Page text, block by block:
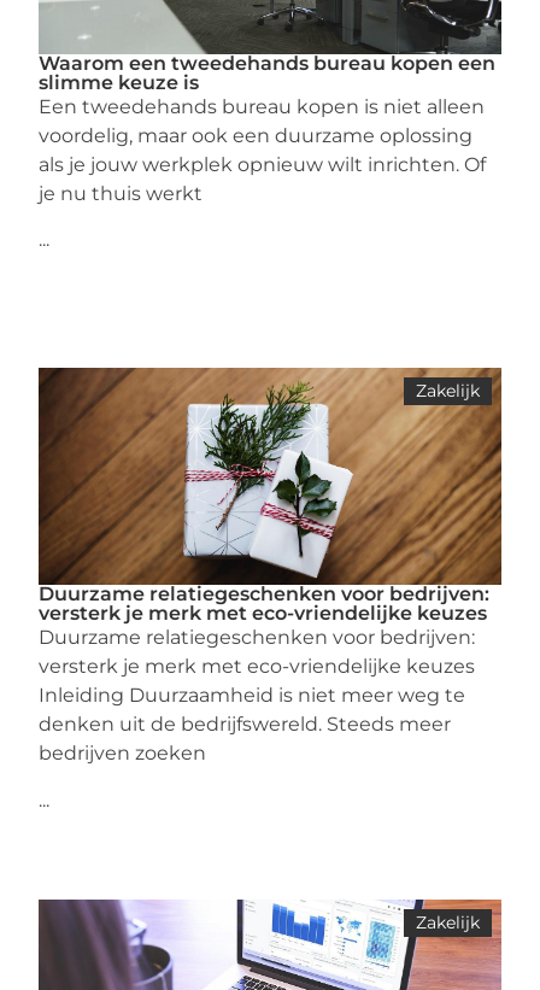
Waarom een tweedehands bureau kopen een
slimme keuze is
Een tweedehands bureau kopen is niet alleen
voordelig, maar ook een duurzame oplossing
als je jouw werkplek opnieuw wilt inrichten. Of
je nu thuis werkt
...
Zakelijk
Duurzame relatiegeschenken voor bedrijven:
versterk je merk met eco-vriendelijke keuzes
Duurzame relatiegeschenken voor bedrijven:
versterk je merk met eco-vriendelijke keuzes
Inleiding Duurzaamheid is niet meer weg te
denken uit de bedrijfswereld. Steeds meer
bedrijven zoeken
...
Zakelijk